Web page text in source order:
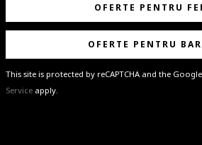
OFERTE PENTRU
OFERTE PENTRU
This site is protected by reCAPTCHA and the Google
Service apply.